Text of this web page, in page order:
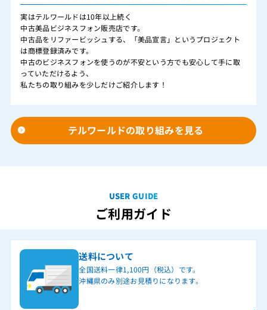
実はテルワールドは10年以上続く
中古美品ビジネスフォン販売店です。
中古品をリファービッシュする、「美品宣言」というプロジェクト
は商標登録済みです。
中古のビジネスフォンを使うのが不安という方でも安心して手に取
っていただけるよう、
私たちの取り組みを少しだけご紹介します！
テルワールドの取り組みを見る
USER GUIDE
ご利用ガイド
送料について
全国送料一律1,100円（税込）です。
沖縄県のみ別途お見積りになります。